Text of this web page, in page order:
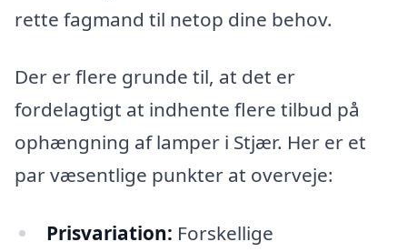
rette fagmand til netop dine behov.
Der er flere grunde til, at det er
fordelagtigt at indhente flere tilbud på
ophængning af lamper i Stjær. Her er et
par væsentlige punkter at overveje:
Prisvariation: Forskellige